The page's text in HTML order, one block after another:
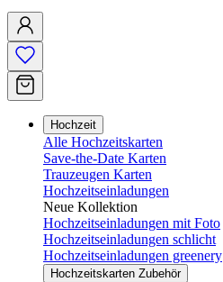
Hochzeit
Alle Hochzeitskarten
Save-the-Date Karten
Trauzeugen Karten
Hochzeitseinladungen
Neue Kollektion
Hochzeitseinladungen mit Foto
Hochzeitseinladungen schlicht
Hochzeitseinladungen greenery
Hochzeitskarten Zubehör